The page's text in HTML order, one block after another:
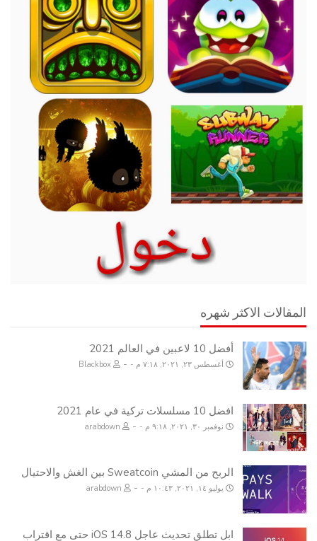
المقالات الاكثر شهره
أفضل 10 لاعبين في العالم 2021
أغسطس ٢٣, ٢٠٢١, ٧:١٨ م -
افضل 10 مسلسلات تركية في عام 2021
نوفمبر ٣٠, ٢٠٢١, ٩:١٨ م -
الربح من المشي Sweatcoin بين الغش والاحتيال
يوليو ١٤, ٢٠٢١, ١٠:٤٣ م -
ابل تطلق تحديث عاجل iOS 14.8 حتى مع اقتراب